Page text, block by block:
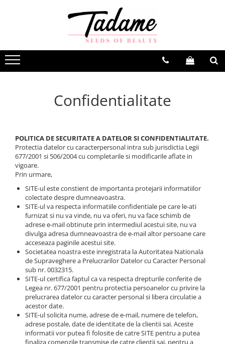
Confidentialitate
POLITICA DE SECURITATE A DATELOR SI CONFIDENTIALITATE.
Protectia datelor cu caracterpersonal intra sub jurisdictia Legii
677/2001 si 506/2004 cu completarile si modificarile aflate in
vigoare.
Prin urmare,
SITE-ul este constient de importanta protejarii informatiilor
colectate despre dumneavoastra.
SITE-ul va respecta informatiile confidentiale pe care le-ati
furnizat si nu va vinde, nu va oferi, nu va face schimb de
adrese e-mail obtinute prin intermediul acestui site, nu va
divulga adresa dumneavoastra de e-mail altor persoane care
acceseaza paginile acestui site.
Societatea noastra este inregistrata la Autoritatea Nationala
de Supraveghere a Prelucrarilor Datelor cu Caracter Personal
sub nr. 0032315.
SITE-ul certifica faptul ca va respecta drepturile conferite de
Legea nr. 677/2001 pentru protectia persoanelor cu privire la
prelucrarea datelor cu caracter personal si libera circulatie a
acestor date.
SITE-ul solicita nume, adrese de e-mail, numere de telefon,
adrese postale, date de identitate de la clientii sai. Aceste
informatii vor putea fi folosite de catre SITE pentru a putea
finaliza comenzile transmise de catre clientii sai, pentru a